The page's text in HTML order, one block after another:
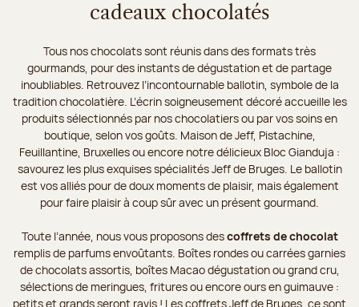
cadeaux chocolatés
Tous nos chocolats sont réunis dans des formats très
gourmands, pour des instants de dégustation et de partage
inoubliables. Retrouvez l’incontournable ballotin, symbole de la
tradition chocolatière. L’écrin soigneusement décoré accueille les
produits sélectionnés par nos chocolatiers ou par vos soins en
boutique, selon vos goûts. Maison de Jeff, Pistachine,
Feuillantine, Bruxelles ou encore notre délicieux Bloc Gianduja :
savourez les plus exquises spécialités Jeff de Bruges. Le ballotin
est vos alliés pour de doux moments de plaisir, mais également
pour faire plaisir à coup sûr avec un présent gourmand.
Toute l’année, nous vous proposons descoffrets de chocolat
remplis de parfums envoûtants. Boîtes rondes ou carrées garnies
de chocolats assortis, boîtes Macao dégustation ou grand cru,
sélections de meringues, fritures ou encore ours en guimauve :
petits et grands seront ravis ! Les coffrets Jeff de Bruges, ce sont